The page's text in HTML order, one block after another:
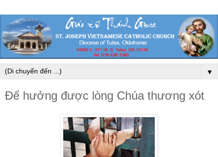
▼
Để hưởng được lòng Chúa thương xót